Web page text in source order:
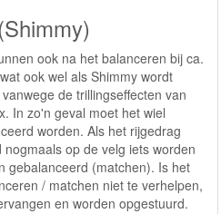
ook na het balanceren bij ca.
ook wel als Shimmy wordt
de trillingseffecten van
In zo'n geval moet het wiel
worden. Als het rijgedrag
op de velg iets worden
gebalanceerd (matchen). Is het
/ matchen niet te verhelpen,
en worden opgestuurd.